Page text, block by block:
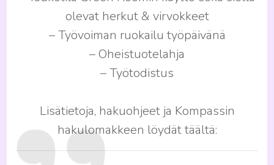
olevat herkut & virvokkeet
– Työvoiman ruokailu työpäivänä
– Oheistuotelahja
– Työtodistus
Lisätietoja, hakuohjeet ja Kompassin
hakulomakkeen löydät täältä: